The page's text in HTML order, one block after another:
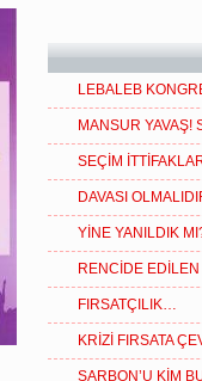
LEBALEB
MANSUR YAVAŞ!
SEÇİM
DAVASI
YİNE YANILDIK
RENCİDE
FIRSATÇILIK…
KRİZİ FIRSATA
ŞARBON’U KİM